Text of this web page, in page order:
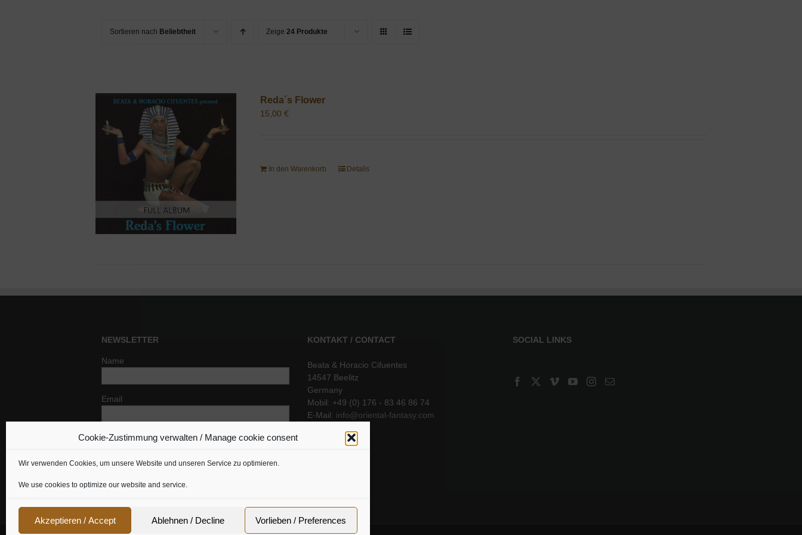
Cookie-Zustimmung verwalten / Manage cookie consent
Wir verwenden Cookies, um unsere Website und unseren Service zu optimieren.
We use cookies to optimize our website and service.
Akzeptieren / Accept Ablehnen / Decline Vorlieben / Preferences
Sortieren nach Beliebtheit Zeige 24 Produkte
Reda´s Flower
15,00€
In den Warenkorb Details
NEWSLETTER
Name
Email
Indem Du fortfährst, akzeptierst Du unsere
KONTAKT / CONTACT
Beata & Horacio Cifuentes
14547 Beelitz
Germany
Mobil: +49 (0) 176 - 83 46 86 74
E-Mail: info@oriental-fantasy.com
SOCIAL LINKS